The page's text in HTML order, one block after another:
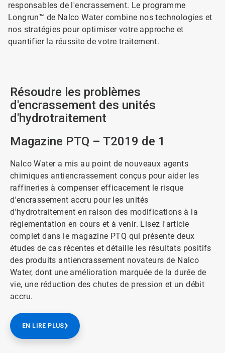
responsables de l'encrassement. Le programme
Longrun™ de Nalco Water combine nos technologies et
nos stratégies pour optimiser votre approche et
quantifier la réussite de votre traitement.
Résoudre les problèmes
d'encrassement des unités
d'hydrotraitement
Magazine PTQ – T2019 de 1
Nalco Water a mis au point de nouveaux agents
chimiques antiencrassement conçus pour aider les
raffineries à compenser efficacement le risque
d'encrassement accru pour les unités
d'hydrotraitement en raison des modifications à la
réglementation en cours et à venir. Lisez l'article
complet dans le magazine PTQ qui présente deux
études de cas récentes et détaille les résultats positifs
des produits antiencrassement novateurs de Nalco
Water, dont une amélioration marquée de la durée de
vie, une réduction des chutes de pression et un débit
accru.
EN LIRE PLUS